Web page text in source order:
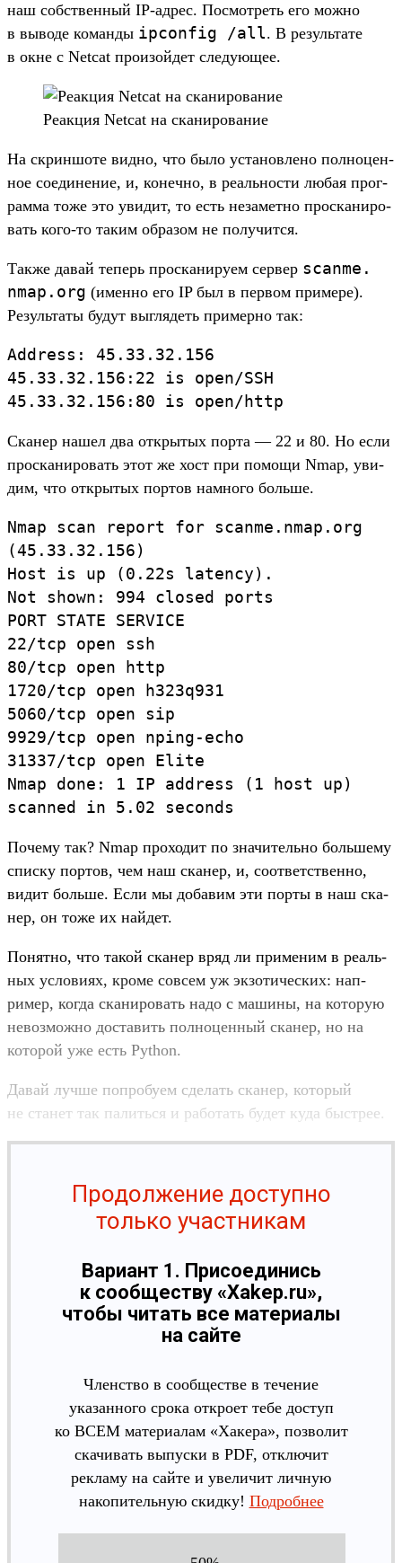
наш собс­твен­ный IP-адрес. Пос­мотреть его мож­но
в выводе коман­ды ipconfig /all. В резуль­тате
в окне с Netcat про­изой­дет сле­дующее.
Ре­акция Netcat на ска­ниро­вание
На скрин­шоте вид­но, что было уста­нов­лено пол­ноцен­
ное соеди­нение, и, конеч­но, в реаль­нос­ти любая прог­
рамма тоже это уви­дит, то есть незамет­но прос­каниро­
вать кого‑то таким обра­зом не получит­ся.
Так­же давай теперь прос­каниру­ем сер­вер scanme.
nmap. org (имен­но его IP был в пер­вом при­мере).
Резуль­таты будут выг­лядеть при­мер­но так:
Address : 45. 33 . 32. 156
45. 33 . 32. 156 : 22 is open/SSH
45. 33 . 32. 156 : 80 is open/http
Ска­нер нашел два откры­тых пор­та — 22 и 80. Но если
прос­каниро­вать этот же хост при помощи Nmap, уви­
дим, что откры­тых пор­тов нам­ного боль­ше.
Nmap scan report for scanme . nmap . org
(45. 33 . 32. 156)
Host
is up (0. 22s latency) .
Not
shown : 994 closed
ports
PORT STATE
SERVICE
22/tcp open
ssh
80/tcp open
http
1720/tcp open
h323q931
5060/tcp open
sip
9929/tcp open nping-echo
31337/tcp open
Elite
Nmap
done : 1 IP address ( 1 host up)
scanned
in 5. 02 seconds
По­чему так? Nmap про­ходит по зна­читель­но боль­шему
спис­ку пор­тов, чем наш ска­нер, и, соот­ветс­твен­но,
видит боль­ше. Если мы добавим эти пор­ты в наш ска­
нер, он тоже их най­дет.
По­нят­но, что такой ска­нер вряд ли при­меним в реаль­
ных усло­виях, кро­ме сов­сем уж экзо­тичес­ких: нап­
ример, ког­да ска­ниро­вать надо с машины, на которую
невоз­можно дос­тавить пол­ноцен­ный ска­нер, но на
которой уже есть Python.
Да­вай луч­ше поп­робу­ем сде­лать ска­нер, который
не ста­нет так палить­ся и работать будет куда быс­трее.
Продолжение доступно
только участникам
Вариант 1. Присоединись
к сообществу «Xakep.ru»,
чтобы читать все материалы
на сайте
Членство в сообществе в течение
указанного срока откроет тебе доступ
ко ВСЕМ материалам «Хакера», позволит
скачивать выпуски в PDF, отключит
рекламу на сайте и увеличит личную
накопительную скидку! Подробнее